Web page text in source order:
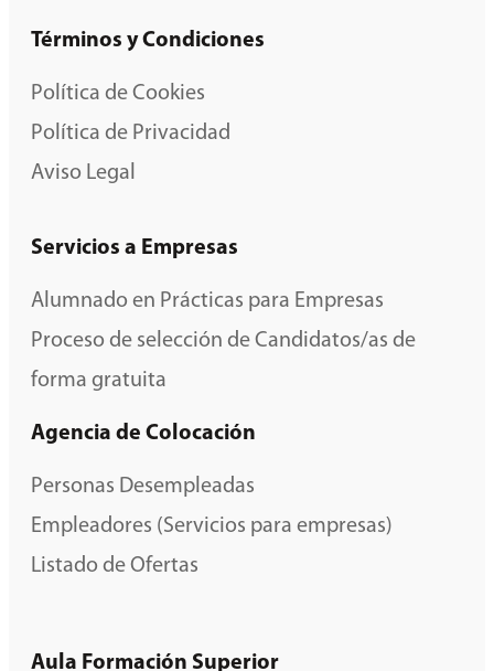
Términos y Condiciones
Política de Cookies
Política de Privacidad
Aviso Legal
Servicios a Empresas
Alumnado en Prácticas para Empresas
Proceso de selección de Candidatos/as de
forma gratuita
Agencia de Colocación
Personas Desempleadas
Empleadores (Servicios para empresas)
Listado de Ofertas
Aula Formación Superior